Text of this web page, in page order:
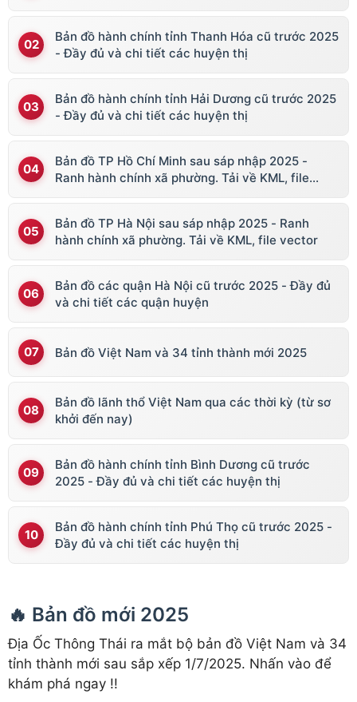
Bản đồ hành chính tỉnh Thanh Hóa cũ trước 2025
- Đầy đủ và chi tiết các huyện thị
Bản đồ hành chính tỉnh Hải Dương cũ trước 2025
- Đầy đủ và chi tiết các huyện thị
Bản đồ TP Hồ Chí Minh sau sáp nhập 2025 -
Ranh hành chính xã phường. Tải về KML, file
Bản đồ TP Hà Nội sau sáp nhập 2025 - Ranh
hành chính xã phường. Tải về KML, file vector
Bản đồ các quận Hà Nội cũ trước 2025 - Đầy đủ
và chi tiết các quận huyện
Bản đồ Việt Nam và 34 tỉnh thành mới 2025
Bản đồ lãnh thổ Việt Nam qua các thời kỳ (từ sơ
khởi đến nay)
Bản đồ hành chính tỉnh Bình Dương cũ trước
2025 - Đầy đủ và chi tiết các huyện thị
Bản đồ hành chính tỉnh Phú Thọ cũ trước 2025 -
Đầy đủ và chi tiết các huyện thị
🔥 Bản đồ mới 2025
Địa Ốc Thông Thái ra mắt bộ bản đồ Việt Nam và 34
tỉnh thành mới sau sắp xếp 1/7/2025. Nhấn vào để
khám phá ngay !!